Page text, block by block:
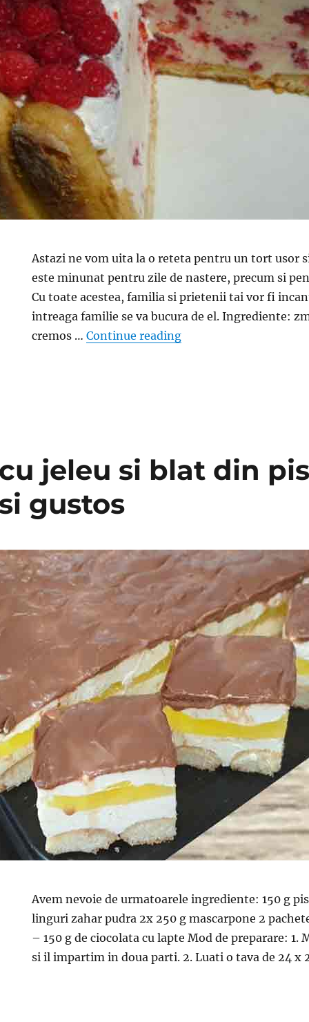
Astazi ne vom uita la o reteta pentru un tort usor
este minunat pentru zile de nastere, precum si
Cu toate acestea, familia si prietenii tai vor fi
intreaga familie se va bucura de el. Ingrediente:
cremos …Continue reading“Tort cu zmeura cu
jeleu si blat din
gustos
Avem nevoie de urmatoarele ingrediente: 150 g
linguri zahar pudra 2x 250 g mascarpone 2
– 150 g de ciocolata cu lapte Mod de preparare:
si il impartim in doua parti. 2. Luati o tava de 24 x